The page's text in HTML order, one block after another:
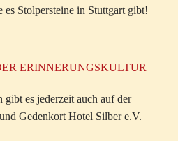
Stolpersteine in Stuttgart gibt!
ERINNERUNGSKULTUR
es jederzeit auch auf der
Gedenkort Hotel Silber e.V.